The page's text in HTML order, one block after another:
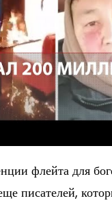
флейта для
писателей,